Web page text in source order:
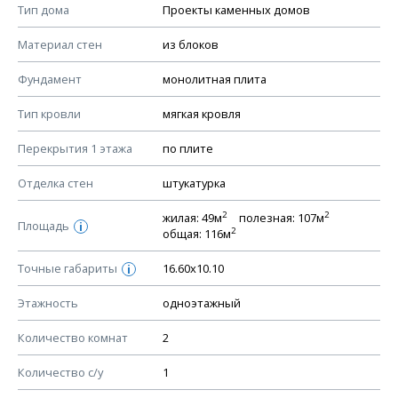
Тип дома Проекты каменных домов
Материал стен из блоков
Фундамент монолитная плита
Тип кровли мягкая кровля
Перекрытия 1 этажа по плите
Отделка стен штукатурка
Площадь i
жилая: 49м2 полезная: 107м2
общая: 116м2
Точные габариты i 16.60х10.10
Этажность одноэтажный
Количество комнат 2
Количество с/у 1
Смотрите советы по выбору материала в нашем
КОНСТРУКТИВНЫЕ РЕШЕНИЯ (КР)
Ведомость рабочих чертежей основного комплекта КР
План фундамента
Устройство фундамента, спецификация материалов
Планы перекрытий этажей, спецификация элементов
Устройство перекрытий
Устройство стен
Спецификация материалов стен
Схема расположения лаг чердака (если есть)
Схема расположения элементов стропил
Спецификация элементов стропил
Устройство стропильной системы
Узлы устройства кровли